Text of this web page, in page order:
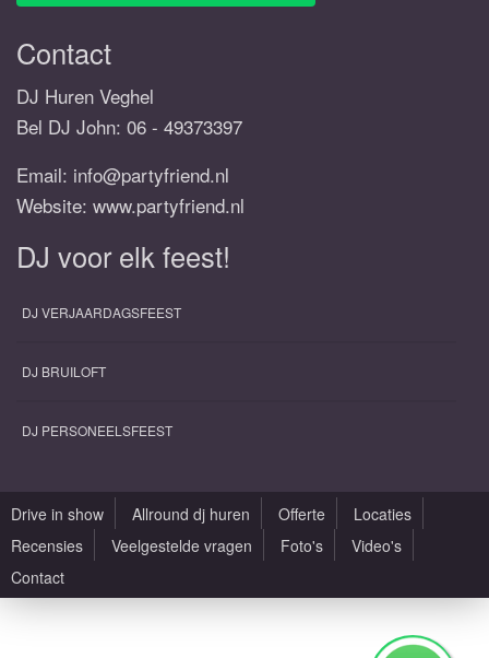
Contact
DJ Huren Veghel
Bel DJ John: 06 - 49373397
Email: info@partyfriend.nl
Website: www.partyfriend.nl
DJ voor elk feest!
DJ VERJAARDAGSFEEST
DJ BRUILOFT
DJ PERSONEELSFEEST
Drive in show Allround dj huren Offerte
Locaties
Recensies
Veelgestelde vragen Foto's
Video's
Contact
Algemene voorwaarden